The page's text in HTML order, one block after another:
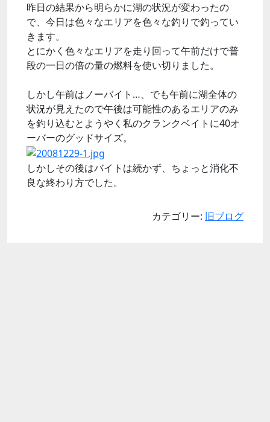
昨日の結果から明らかに湖の状況が変わったの
で、今日は色々なエリアを色々な釣りで釣ってい
きます。
とにかく色々なエリアを走り回って午前だけで普
段の一日の倍の量の燃料を使い切りました。
しかし午前はノーバイト…、でも午前に湖全体の
状況が見えたので午後は可能性のあるエリアのみ
を釣り込むとようやく私のクランクベイトに40オ
ーバーのグッドサイズ。
しかしその後はバイトは続かず、ちょっと消化不
良な終わり方でした。
カテゴリー: 旧ブログ